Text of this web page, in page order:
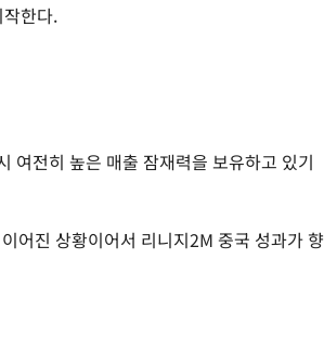
한다.
여전히 높은 매출 잠재력을 보유하고 있기
어진 상황이어서 리니지2M 중국 성과가 향